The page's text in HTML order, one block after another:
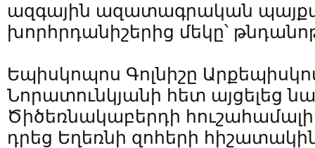
ազգային ազատագրական
խորհրդանիշերից մեկը՝
Եպիսկոպոս Գոլնիշը
Նորատունկյանի հետ այցելեց
Ծիծեռնակաբերդի
դրեց Եղեռնի զոհերի